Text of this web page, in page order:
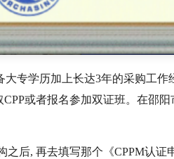
大专学历加上长达3年的采购工作
或者报名参加双证班。在邵
后, 再去填写那个《CPPM认证